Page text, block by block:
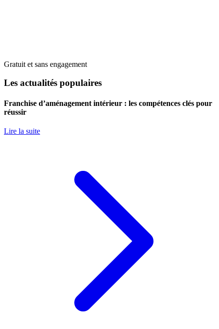
Gratuit et sans engagement
Les actualités populaires
Franchise d’aménagement intérieur : les compétences clés pour
réussir
Lire la suite